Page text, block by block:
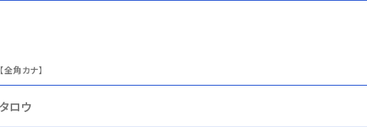
【全角カナ】